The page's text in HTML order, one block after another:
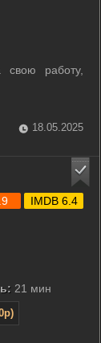
свою работу,
18.05.2025
21 мин
IMDB 6.4